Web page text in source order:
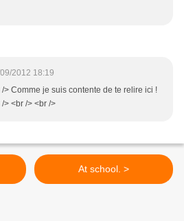
2012 18:19
/> Comme je suis contente de te relire ici !
> <br /> <br />
At school. >